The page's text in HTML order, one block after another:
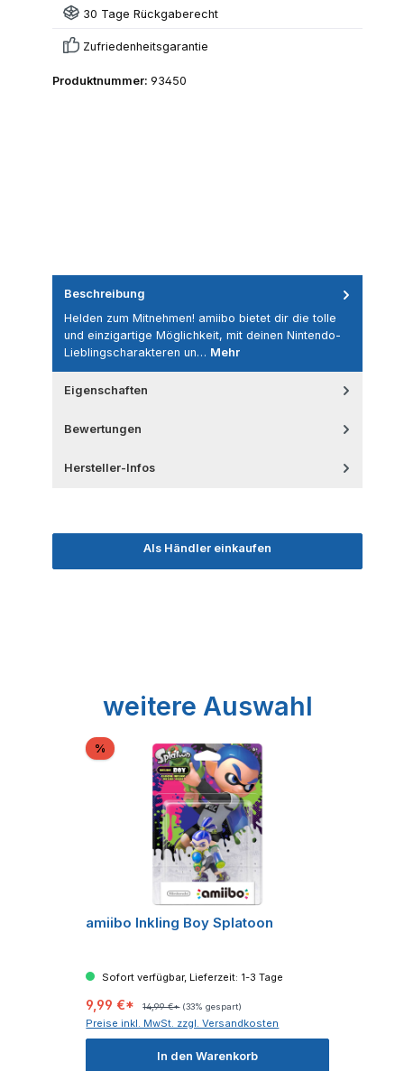
30 Tage Rückgaberecht
Zufriedenheitsgarantie
Produktnummer: 93450
Beschreibung
Helden zum Mitnehmen! amiibo bietet dir die tolle
und einzigartige Möglichkeit, mit deinen Nintendo-
Lieblingscharakteren un… Mehr
Eigenschaften
Bewertungen
Hersteller-Infos
Als Händler einkaufen
Produktgalerie überspringen
weitere Auswahl
% Rabatt
amiibo Inkling Boy Splatoon
Sofort verfügbar, Lieferzeit: 1-3 Tage
9,99 €* 14,99 €* (33% gespart)
Preise inkl. MwSt. zzgl. Versandkosten
In den Warenkorb